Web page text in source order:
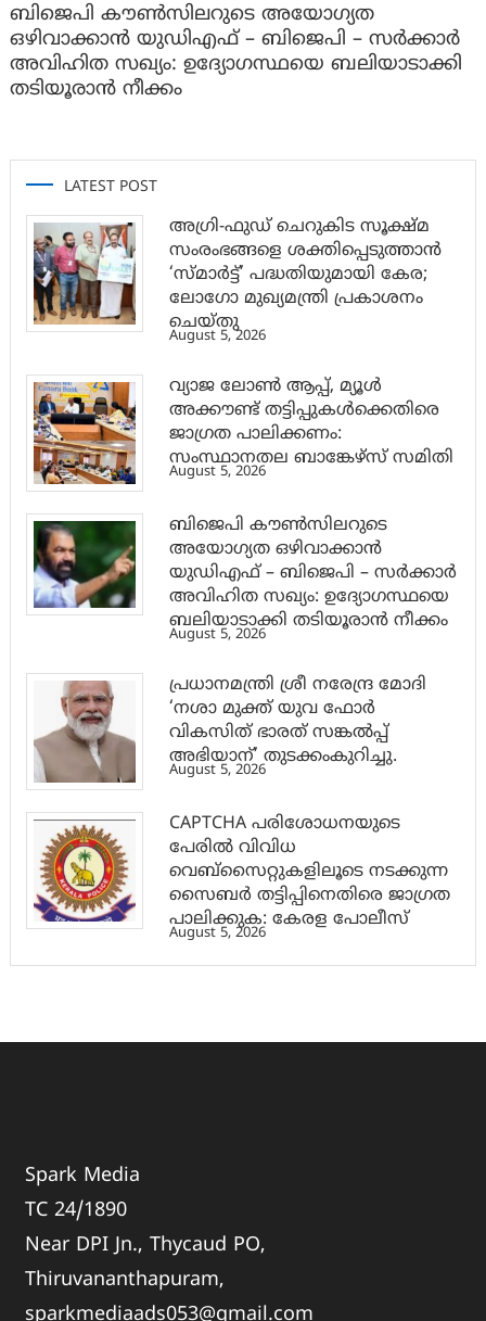
ബിജെപി കൗൺസിലറുടെ അയോഗ്യത
ഒഴിവാക്കാൻ യുഡിഎഫ് – ബിജെപി – സർക്കാർ
അവിഹിത സഖ്യം: ഉദ്യോഗസ്ഥയെ ബലിയാടാക്കി
തടിയൂരാൻ നീക്കം
LATEST POST
അഗ്രി-ഫുഡ് ചെറുകിട സൂക്ഷ്മ
സംരംഭങ്ങളെ ശക്തിപ്പെടുത്താന്‍
‘സ്മാര്‍ട്ട്’ പദ്ധതിയുമായി കേര;
ലോഗോ മുഖ്യമന്ത്രി പ്രകാശനം
ചെയ്തു
August 5, 2026
വ്യാജ ലോൺ ആപ്പ്, മ്യൂൾ
അക്കൗണ്ട് തട്ടിപ്പുകൾക്കെതിരെ
ജാ​ഗ്രത പാലിക്കണം:
സംസ്ഥാനതല ബാങ്കേഴ്സ് സമിതി
August 5, 2026
ബിജെപി കൗൺസിലറുടെ
അയോഗ്യത ഒഴിവാക്കാൻ
യുഡിഎഫ് – ബിജെപി – സർക്കാർ
അവിഹിത സഖ്യം: ഉദ്യോഗസ്ഥയെ
ബലിയാടാക്കി തടിയൂരാൻ നീക്കം
August 5, 2026
പ്രധാനമന്ത്രി ശ്രീ നരേന്ദ്ര മോദി
‘നശാ മുക്ത് യുവ ഫോർ
വികസിത് ഭാരത് സങ്കൽപ്പ്
അഭിയാന്’ തുടക്കംകുറിച്ചു.
August 5, 2026
CAPTCHA പരിശോധനയുടെ
പേരില്‍ വിവിധ
വെബ്സൈറ്റുകളിലൂടെ നടക്കുന്ന
സൈബര്‍ തട്ടിപ്പിനെതിരെ ജാഗ്രത
പാലിക്കുക: കേരള പോലീസ്
August 5, 2026
Spark Media
TC 24/1890
Near DPI Jn., Thycaud PO,
Thiruvananthapuram,
sparkmediaads053@gmail.com